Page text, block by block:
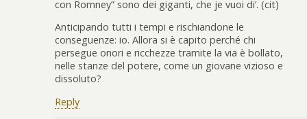
con Romney” sono dei giganti, che je vuoi di’. (cit)
Anticipando tutti i tempi e rischiandone le
conseguenze: io. Allora si è capito perché chi
persegue onori e ricchezze tramite la via è bollato,
nelle stanze del potere, come un giovane vizioso e
dissoluto?
Reply